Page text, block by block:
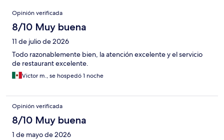
Opiniones
Opinión verificada
8/10 Muy buena
11 de julio de 2026
Todo razonablemente bien, la atención excelente y el servicio
de restaurant excelente.
Victor m., se hospedó 1 noche
Opinión verificada
8/10 Muy buena
1 de mayo de 2026